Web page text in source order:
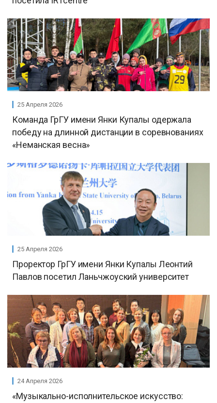
25 Апреля 2026
Команда ГрГУ имени Янки Купалы одержала
победу на длинной дистанции в соревнованиях
«Неманская весна»
25 Апреля 2026
Проректор ГрГУ имени Янки Купалы Леонтий
Павлов посетил Ланьчжоуский университет
24 Апреля 2026
«Музыкально-исполнительское искусство: